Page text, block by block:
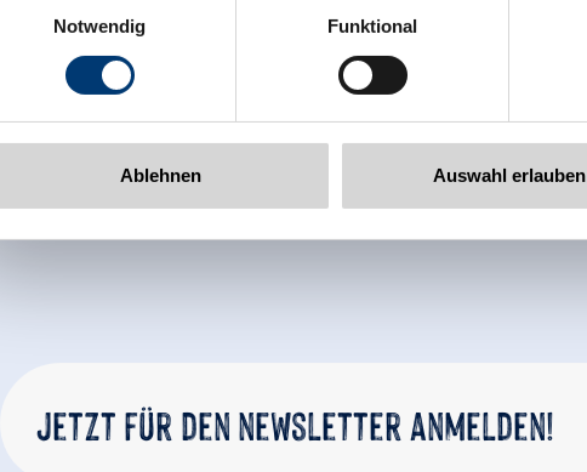
Rohr 23// A-6280 Zell am Ziller
www.zillertalarena.com
Notwendig
Funktional
Ablehnen Auswahl erlauben
Jetzt für den newsletter anmelden!